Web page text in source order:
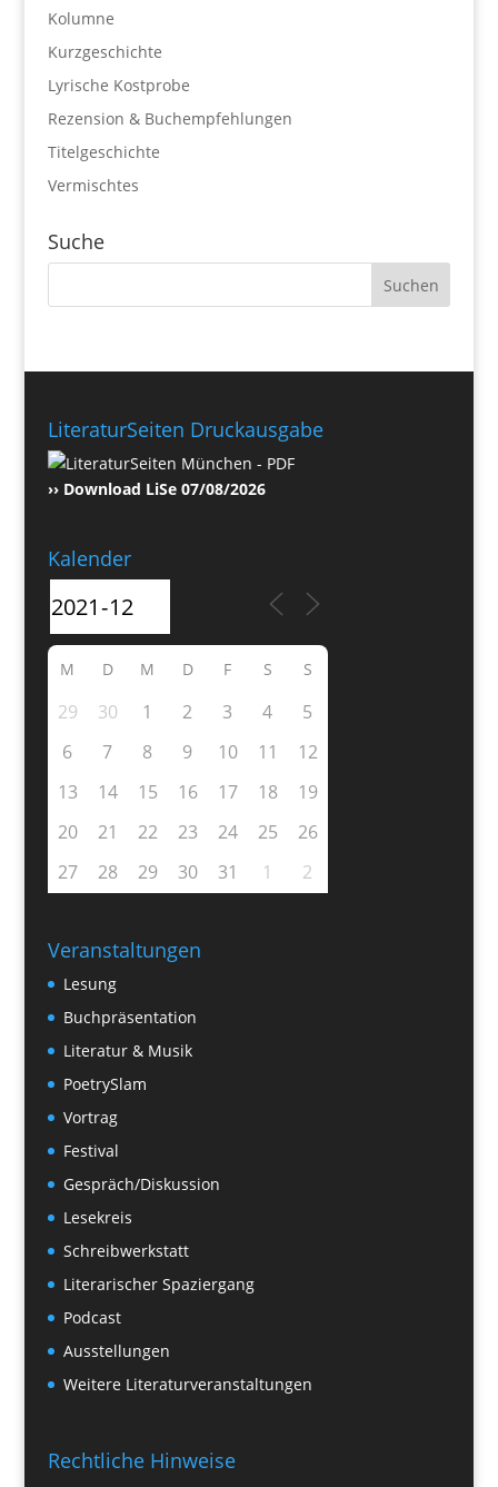
Kolumne
Kurzgeschichte
Lyrische Kostprobe
Rezension & Buchempfehlungen
Titelgeschichte
Vermischtes
Suche
LiteraturSeiten Druckausgabe
›› Download LiSe 07/08/2026
Kalender
M D M D F S S
29 30 1 2 3 4
5
6
7 8 9 10 11
12
13
14 15 16 17 18
19
20
21 22 23 24 25
26
27
28 29 30 31 1 2
Veranstaltungen
Lesung
Buchpräsentation
Literatur & Musik
PoetrySlam
Vortrag
Festival
Gespräch/Diskussion
Lesekreis
Schreibwerkstatt
Literarischer Spaziergang
Podcast
Ausstellungen
Weitere Literaturveranstaltungen
Rechtliche Hinweise